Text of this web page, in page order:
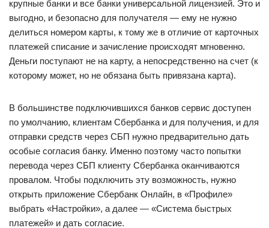
крупные банки и все банки универсальной лицензией. Это и
выгодно, и безопасно для получателя — ему не нужно
делиться номером карты, к тому же в отличие от карточных
платежей списание и зачисление происходят мгновенно.
Деньги поступают не на карту, а непосредственно на счет (к
которому может, но не обязана быть привязана карта).
В большинстве подключившихся банков сервис доступен
по умолчанию, клиентам Сбербанка и для получения, и для
отправки средств через СБП нужно предварительно дать
особые согласия банку. Именно поэтому часто попытки
перевода через СБП клиенту Сбербанка оканчиваются
провалом. Чтобы подключить эту возможность, нужно
открыть приложение Сбербанк Онлайн, в «Профиле»
выбрать «Настройки», а далее — «Система быстрых
платежей» и дать согласие.